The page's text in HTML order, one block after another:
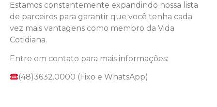
Estamos constantemente expandindo nossa lista
de parceiros para garantir que você tenha cada
vez mais vantagens como membro da Vida
Cotidiana.
Entre em contato para mais informações:
(48)3632.0000 (Fixo e WhatsApp)